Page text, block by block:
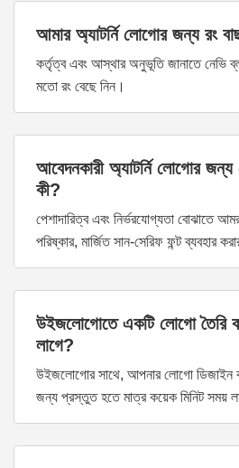
আমার অ্যাটর্নি লোগোর জন্য রং
কর্তৃত্ব এবং আস্থার অনুভূতি জানাতে নেভি
মতো রং বেছে নিন।
আবেদনকারী অ্যাটর্নি লোগোর জন্য
কী?
পেশাদারিত্ব এবং নির্ভরযোগ্যতা বোঝাতে
পরিষ্কার, মার্জিত সান-সেরিফ ফন্ট ব্যবহার
উইজলোগোতে একটি লোগো তৈরি
লাগে?
উইজলোগোর সাথে, আপনার লোগো ডিজাইন
জন্য প্রস্তুত হতে মাত্র কয়েক মিনিট সময়